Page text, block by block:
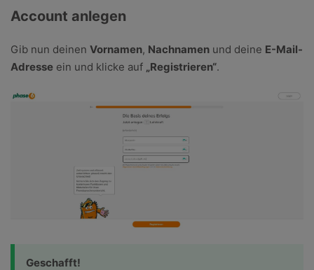
Account anlegen
Gib nun deinen Vornamen, Nachnamen und deine E-Mail-
Adresse ein und klicke auf „Registrieren“.
Geschafft!